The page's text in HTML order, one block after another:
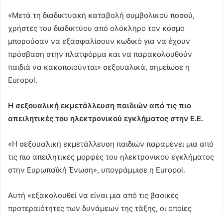
«Μετά τη διαδικτυακή καταβολή συμβολικού ποσού,
χρήστες του διαδικτύου από ολόκληρο τον κόσμο
μπορούσαν να εξασφαλίσουν κωδικό για να έχουν
πρόσβαση στην πλατφόρμα και να παρακολουθούν
παιδιά να κακοποιούνται» σεξουαλικά, σημείωσε η
Europol.
Η σεξουαλική εκμετάλλευση παιδιών από τις πιο
απειλητικές του ηλεκτρονικού εγκλήματος στην Ε.Ε.
«Η σεξουαλική εκμετάλλευση παιδιών παραμένει μια από
τις πιο απειλητικές μορφές του ηλεκτρονικού εγκλήματος
στην Ευρωπαϊκή Ένωση», υπογράμμισε η Europol.
Αυτή «εξακολουθεί να είναι μια από τις βασικές
προτεραιότητες των δυνάμεων της τάξης, οι οποίες